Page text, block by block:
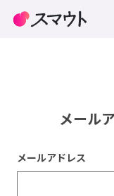
メール
メールアドレス